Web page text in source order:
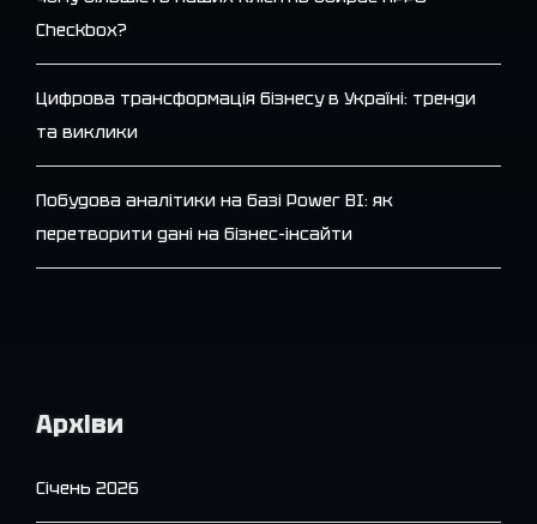
Checkbox?
Цифрова трансформація бізнесу в Україні: тренди
та виклики
Побудова аналітики на базі Power BI: як
перетворити дані на бізнес-інсайти
Архіви
Січень 2026